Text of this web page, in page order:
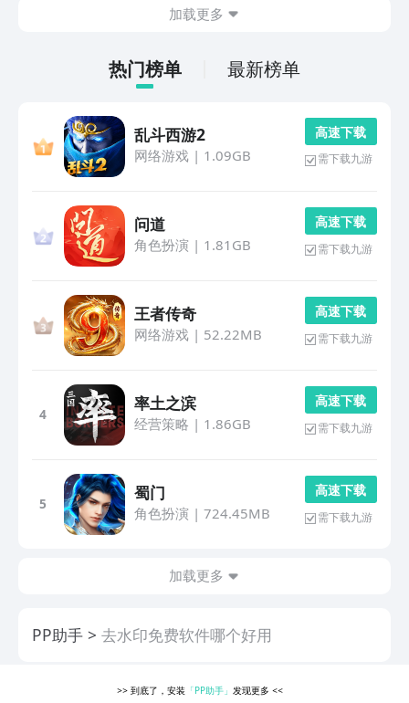
加载更多
热门榜单 最新榜单
乱斗西游2
网络游戏| 1.09GB
高 速 下 载
需下载九游
问道
角色扮演 | 1.81GB
高 速 下 载
需下载九游
王者传奇
网络游戏| 52.22MB
高 速 下 载
需下载九游
4
率土之滨
经营策略 | 1.86GB
高 速 下 载
需下载九游
5
蜀门
角色扮演 | 724.45MB
高 速 下 载
需下载九游
加载更多
PP助手 去水印免费软件哪个好用
>> 到底了，安装 「PP助手」发现更多<<